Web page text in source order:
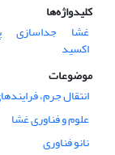
کلیدواژه‌ها
غشا
جداسازی
اکسید
موضوعات
انتقال جرم،
علوم و فناوری غشا
نانو فناوری